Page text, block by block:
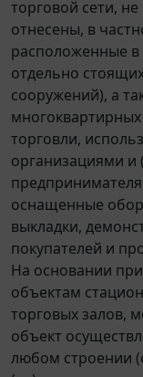
торговой сети,
отнесены, в
расположенные в
отдельно
сооружений), а
торговли,
организациями
оснащенные
выкладки,
покупателей и
На основании
объектам
торговых залов,
объект
любом строении